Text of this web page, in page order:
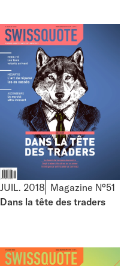
JUIL. 2018 Magazine N°51
Dans la tête des traders